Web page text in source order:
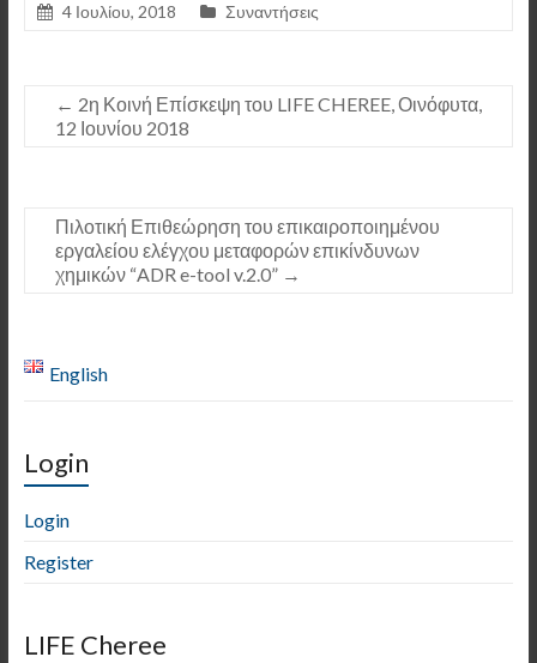
4 Ιουλίου, 2018 Συναντήσεις
← 2η Κοινή Επίσκεψη του LIFE CHEREE, Οινόφυτα,
12 Ιουνίου 2018
Πιλοτική Επιθεώρηση του επικαιροποιημένου
εργαλείου ελέγχου μεταφορών επικίνδυνων
χημικών “ADR e-tool v.2.0” →
English
Login
Login
Register
LIFE Cheree